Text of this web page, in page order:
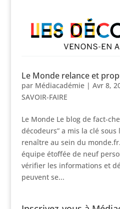
Le Monde relance et
par Médiacadémie| Avr 8,
SAVOIR-FAIRE
Le Monde Le blog de fact-
décodeurs” a mis la clé
renaître au sein du
équipe étoffée de neuf
vérifier les informations et
peuvent se...